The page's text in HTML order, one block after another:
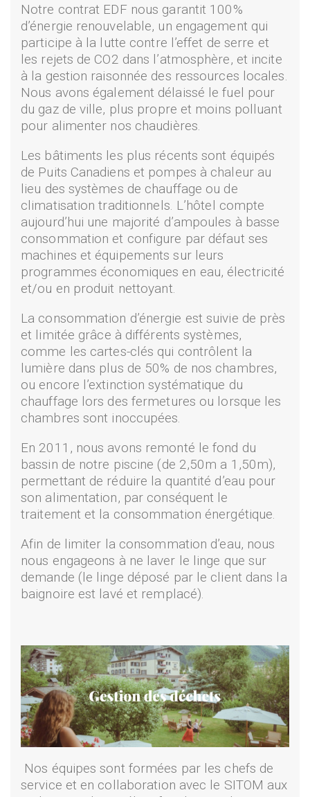
Notre contrat EDF nous garantit 100%
d’énergie renouvelable, un engagement qui
participe à la lutte contre l’effet de serre et
les rejets de CO2 dans l’atmosphère, et incite
à la gestion raisonnée des ressources locales.
Nous avons également délaissé le fuel pour
du gaz de ville, plus propre et moins polluant
pour alimenter nos chaudières.
Les bâtiments les plus récents sont équipés
de Puits Canadiens et pompes à chaleur au
lieu des systèmes de chauffage ou de
climatisation traditionnels. L’hôtel compte
aujourd’hui une majorité d’ampoules à basse
consommation et configure par défaut ses
machines et équipements sur leurs
programmes économiques en eau, électricité
et/ou en produit nettoyant.
La consommation d’énergie est suivie de près
et limitée grâce à différents systèmes,
comme les cartes-clés qui contrôlent la
lumière dans plus de 50% de nos chambres,
ou encore l’extinction systématique du
chauffage lors des fermetures ou lorsque les
chambres sont inoccupées.
En 2011, nous avons remonté le fond du
bassin de notre piscine (de 2,50m a 1,50m),
permettant de réduire la quantité d’eau pour
son alimentation, par conséquent le
traitement et la consommation énergétique.
Afin de limiter la consommation d’eau, nous
nous engageons à ne laver le linge que sur
demande (le linge déposé par le client dans la
baignoire est lavé et remplacé).
Nos équipes sont formées par les chefs de
service et en collaboration avec le SITOM aux